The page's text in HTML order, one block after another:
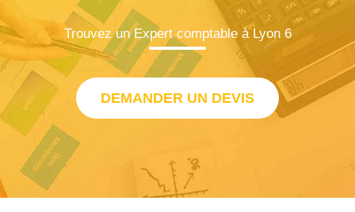
Trouvez un Expert comptable à Lyon 6
DEMANDER UN DEVIS